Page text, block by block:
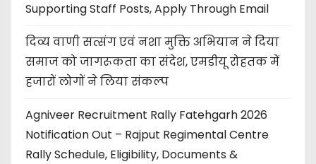
Supporting Staff Posts, Apply Through Email
दिव्य वाणी सत्संग एवं नशा मुक्ति अभियान ने दिया
समाज को जागरूकता का संदेश, एमडीयू रोहतक में
हजारों लोगों ने लिया संकल्प
Agniveer Recruitment Rally Fatehgarh 2026
Notification Out – Rajput Regimental Centre
Rally Schedule, Eligibility, Documents &